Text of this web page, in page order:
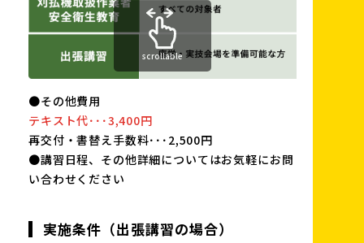
scrollable
●その他費用
テキスト代･･･3,400円
再交付・書替え手数料･･･2,500円
●講習日程、その他詳細についてはお気軽にお問
い合わせください
実施条件（出張講習の場合）